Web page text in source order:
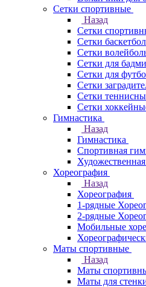
Сетки спортивные
Назад
Сетки
Сетки
Сетки
Сетки для
Сетки для
Сетки
Сетки
Сетки
Гимнастика
Назад
Гимнастика
Спортивная
Хореография
Назад
Хореография
1-рядные
2-рядные
Мобильные
Маты спортивные
Назад
Маты
Маты для